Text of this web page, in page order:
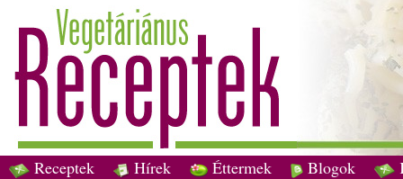
Receptek Hírek Éttermek Blogok